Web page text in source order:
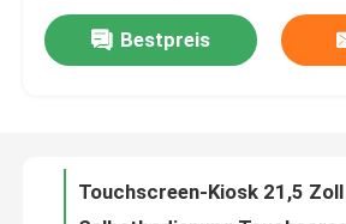
VR-Show
Fabrik-Ausflug
Bestpreis